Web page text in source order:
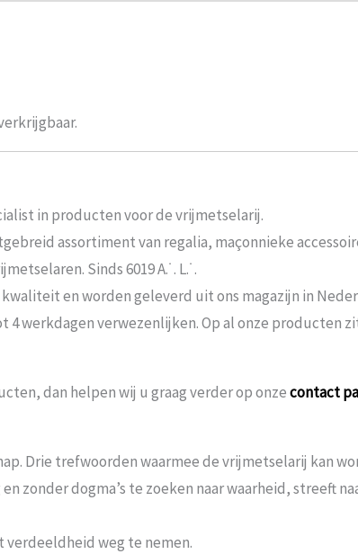
in producten voor de vrijmetselarij.
assortiment van regalia, maçonnieke
Sinds 6019 A.˙. L.˙.
en worden geleverd uit ons magazijn in
4 werkdagen verwezenlijken. Op al onze producten
dan helpen wij u graag verder op onzecontact
Drie trefwoorden waarmee de vrijmetselarij kan
zonder dogma’s te zoeken naar waarheid, streeft
weg te nemen.